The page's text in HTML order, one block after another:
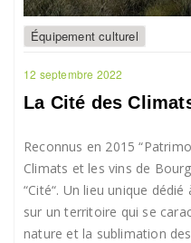
Équipement culturel
12 septembre 2022
La Cité des
Reconnus en 2015
Climats et les vins de
“Cité“. Un lieu unique
sur un territoire qui se
nature et la sublimation